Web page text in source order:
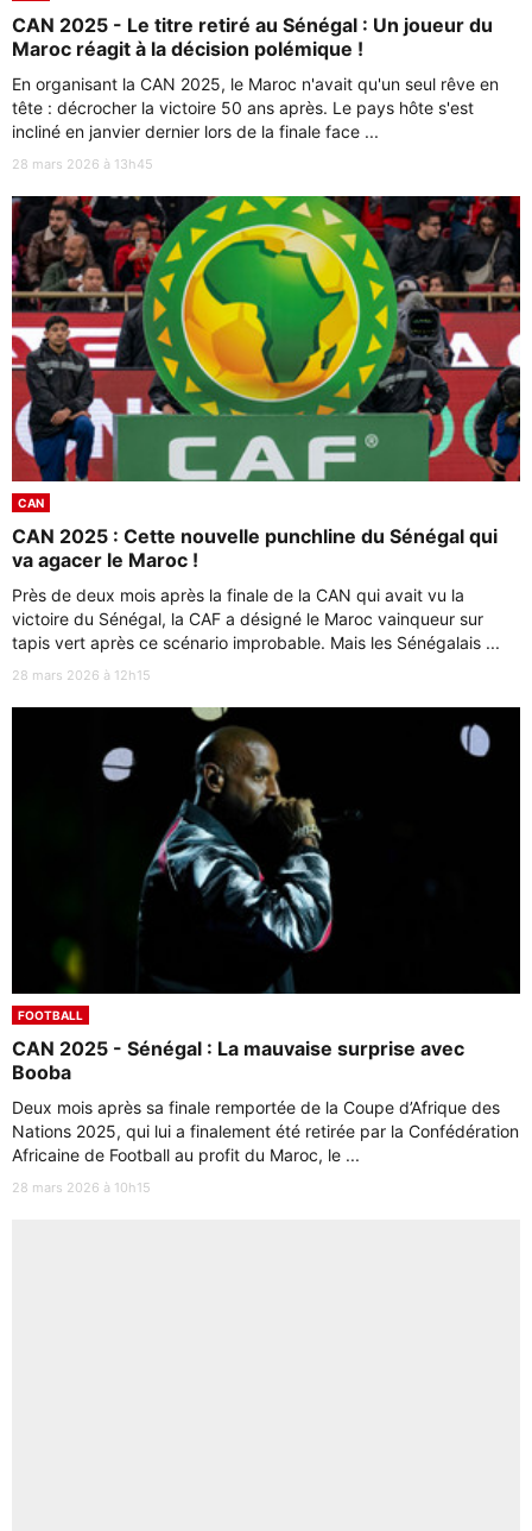
CAN 2025 - Le titre retiré au Sénégal : Un joueur du
Maroc réagit à la décision polémique !
En organisant la CAN 2025, le Maroc n'avait qu'un seul rêve en
tête : décrocher la victoire 50 ans après. Le pays hôte s'est
incliné en janvier dernier lors de la finale face ...
28 mars 2026 à 13h45
CAN
CAN 2025 : Cette nouvelle punchline du Sénégal qui
va agacer le Maroc !
Près de deux mois après la finale de la CAN qui avait vu la
victoire du Sénégal, la CAF a désigné le Maroc vainqueur sur
tapis vert après ce scénario improbable. Mais les Sénégalais ...
28 mars 2026 à 12h15
FOOTBALL
CAN 2025 - Sénégal : La mauvaise surprise avec
Booba
Deux mois après sa finale remportée de la Coupe d’Afrique des
Nations 2025, qui lui a finalement été retirée par la Confédération
Africaine de Football au profit du Maroc, le ...
28 mars 2026 à 10h15